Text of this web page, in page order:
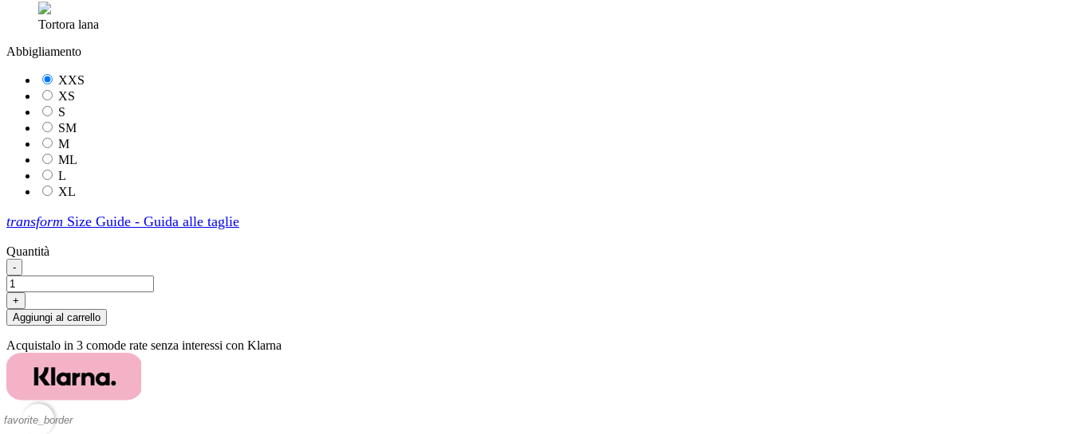
Tortora lana
Abbigliamento
XXS
XS
S
SM
M
ML
L
XL
transform Size Guide - Guida alle taglie
Quantità
-
+
Aggiungi al carrello
Acquistalo in 3 comode rate senza interessi con Klarna
favorite_border